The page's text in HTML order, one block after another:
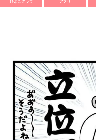
ひよこクラブ アプリ